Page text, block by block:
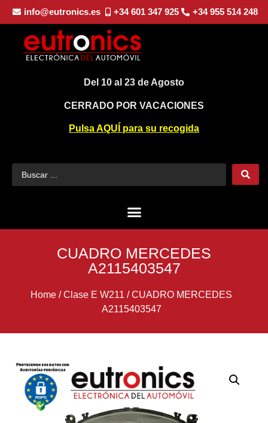
info@eutronics.es +34 601 347 925 +34 955 514 248
Del 10 al 23 de Agosto
CERRADO POR VACACIONES
Pulsa AQUÍ para su recogida
CUADRO MERCEDES
A2115403547
Home /Clase E W211 /CUADRO MERCEDES
A2115403547